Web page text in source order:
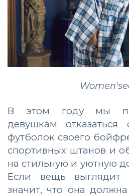
В этом году мы
девушкам отказаться
футболок своего
спортивных штанов и
на стильную и уютную
Если вещь выглядит
значит, что она